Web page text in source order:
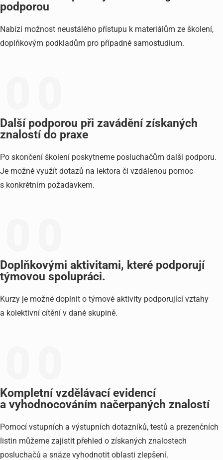
podporou
Nabízí možnost neustálého přístupu k materiálům ze školení,
doplňkovým podkladům pro případné samostudium.
Další podporou při zavádění získaných
znalostí do praxe
Po skončení školení poskytneme posluchačům další podporu.
Je možné využít dotazů na lektora či vzdálenou pomoc
s konkrétním požadavkem.
Doplňkovými aktivitami, které podporují
týmovou spolupráci.
Kurzy je možné doplnit o týmové aktivity podporující vztahy
a kolektivní cítění v dané skupině.
Kompletní vzdělávací evidencí
a vyhodnocováním načerpaných znalostí
Pomocí vstupních a výstupních dotazníků, testů a prezenčních
listin můžeme zajistit přehled o získaných znalostech
posluchačů a snáze vyhodnotit oblasti zlepšení.